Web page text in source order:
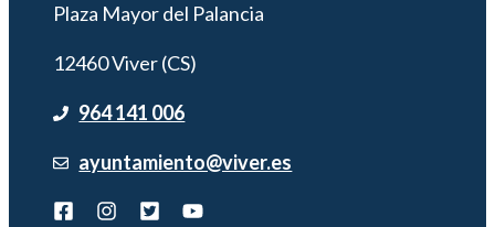
Plaza Mayor del Palancia
12460 Viver (CS)
964 141 006
ayuntamiento@viver.es